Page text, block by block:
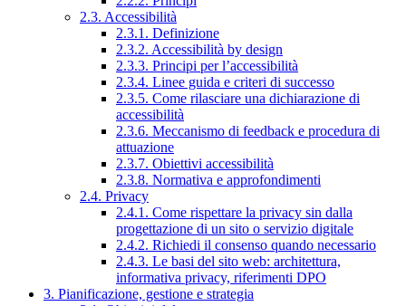
2.3. Accessibilità
2.3.1. Definizione
2.3.2. Accessibilità by design
2.3.3. Principi per l’accessibilità
2.3.4. Linee guida e criteri di successo
2.3.5. Come rilasciare una dichiarazione di
accessibilità
2.3.6. Meccanismo di feedback e procedura di
attuazione
2.3.7. Obiettivi accessibilità
2.3.8. Normativa e approfondimenti
2.4. Privacy
2.4.1. Come rispettare la privacy sin dalla
progettazione di un sito o servizio digitale
2.4.2. Richiedi il consenso quando necessario
2.4.3. Le basi del sito web: architettura,
informativa privacy, riferimenti DPO
3. Pianificazione, gestione e strategia